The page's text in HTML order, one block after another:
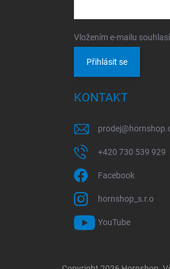
Vložením e-mailu
Přihlásit se
KONTAKT
prodej@
+420 730 539 929
Facebook
hornshop_s.r.o
YouTube